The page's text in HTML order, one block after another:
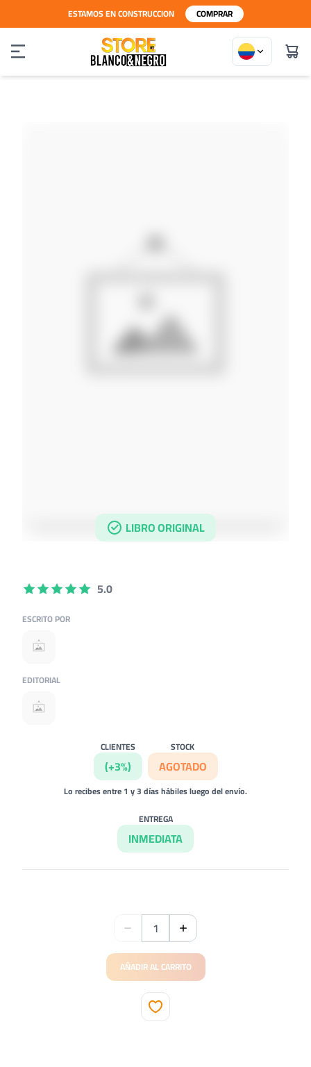
ESTAMOS EN CONSTRUCCION COMPRAR
LIBRO ORIGINAL
5.0
ESCRITO POR
EDITORIAL
CLIENTES
(+3%)
STOCK
AGOTADO
Lo recibes entre 1 y 3 días hábiles luego del envío.
ENTREGA
INMEDIATA
AÑADIR AL CARRITO